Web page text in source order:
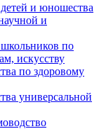
детей и юношества
и
школьников по
искусству
по здоровому
универсальной